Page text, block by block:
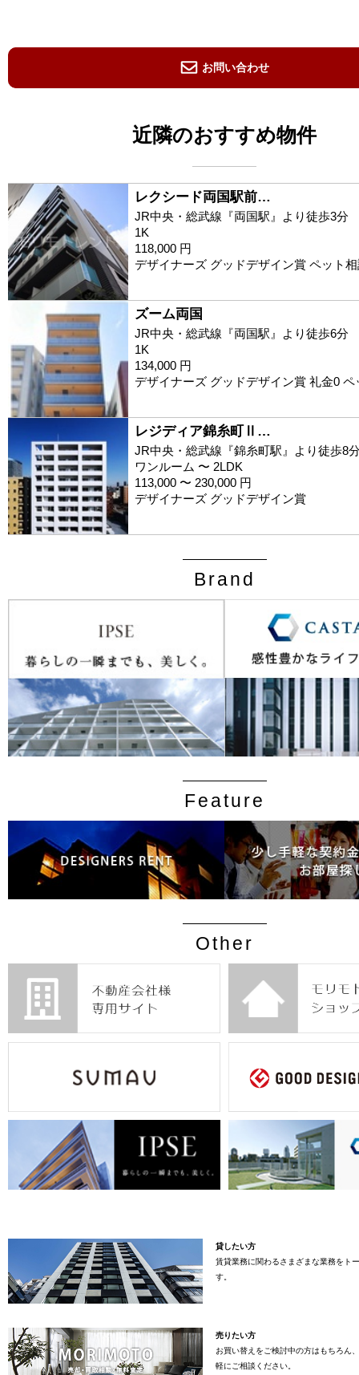
お問い合わせ
近隣のおすすめ物件
レクシード両国駅前…
JR中央・総武線『両国駅』より徒歩3分
1K
118,000 円
デザイナーズ グッドデザイン賞 ペット
ズーム両国
JR中央・総武線『両国駅』より徒歩6分
1K
134,000 円
デザイナーズ グッドデザイン賞 礼金0 ペ
レジディア錦糸町Ⅱ…
JR中央・総武線『錦糸町駅』より徒歩8
ワンルーム 〜 2LDK
113,000 〜 230,000 円
デザイナーズ グッドデザイン賞
Brand
Feature
Other
貸したい方
賃貸業務に関わるさまざまな業務をト
す。
売りたい方
お買い替えをご検討中の方はもちろん
軽にご相談ください。